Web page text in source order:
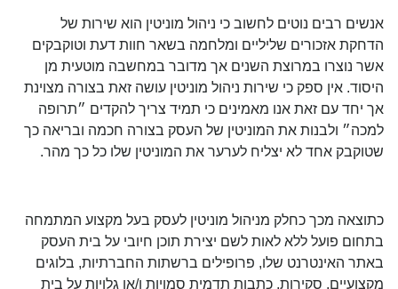
אנשים רבים נוטים לחשוב כי ניהול מוניטין הוא שירות של
הדחקת אזכורים שליליים ומלחמה בשאר חוות דעת וטוקבקים
אשר נוצרו במרוצת השנים אך מדובר במחשבה מוטעית מן
היסוד. אין ספק כי שירות ניהול מוניטין עושה זאת בצורה מצוינת
אך יחד עם זאת אנו מאמינים כי תמיד צריך להקדים ״תרופה
למכה״ ולבנות את המוניטין של העסק בצורה חכמה ובריאה כך
שטוקבק אחד לא יצליח לערער את המוניטין שלו כל כך מהר.
כתוצאה מכך כחלק מניהול מוניטין לעסק בעל מקצוע המתמחה
בתחום פועל ללא לאות לשם יצירת תוכן חיובי על בית העסק
באתר האינטרנט שלו, פרופילים ברשתות החברתיות, בלוגים
מקצועיים, סקירות, כתבות תדמית סמויות ו/או גלויות על בית